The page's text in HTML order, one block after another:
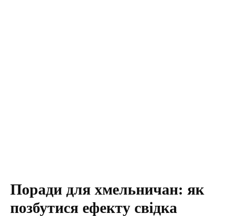
Поради для хмельничан: як
позбутися ефекту свідка